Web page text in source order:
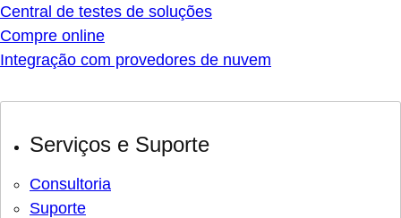
Central de testes de soluções
Compre online
Integração com provedores de nuvem
Serviços e Suporte
Consultoria
Suporte